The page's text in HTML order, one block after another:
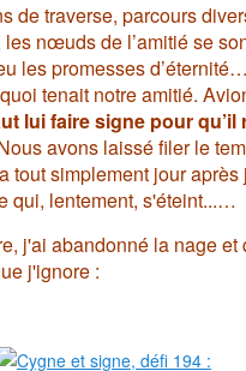
de traverse, parcours
nœuds de l’amitié se
les promesses
tenait notre amitié.
lui faire signe pour
avons laissé filer le
tout simplement jour
qui, lentement, s'éteint...…
j'ai abandonné la nage et
j'ignore :